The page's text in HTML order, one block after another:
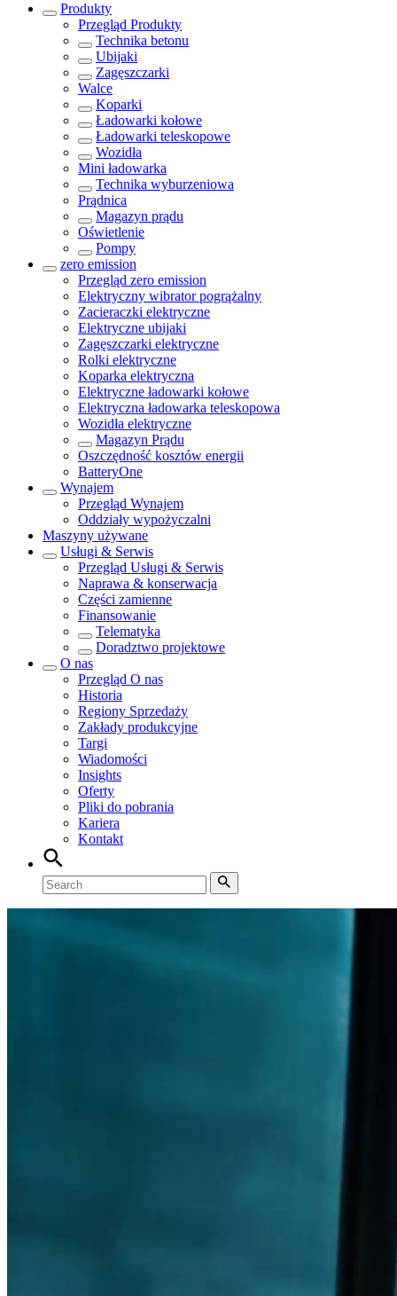
Produkty
Przegląd Produkty
Technika betonu
Ubijaki
Zagęszczarki
Walce
Koparki
Ładowarki kołowe
Ładowarki teleskopowe
Wozidła
Mini ładowarka
Technika wyburzeniowa
Prądnica
Magazyn prądu
Oświetlenie
Pompy
zero emission
Przegląd zero emission
Elektryczny wibrator pogrążalny
Zacieraczki elektryczne
Elektryczne ubijaki
Zagęszczarki elektryczne
Rolki elektryczne
Koparka elektryczna
Elektryczne ładowarki kołowe
Elektryczna ładowarka teleskopowa
Wozidła elektryczne
Magazyn Prądu
Oszczędność kosztów energii
BatteryOne
Wynajem
Przegląd Wynajem
Oddziały wypożyczalni
Maszyny używane
Usługi & Serwis
Przegląd Usługi & Serwis
Naprawa & konserwacja
Części zamienne
Finansowanie
Telematyka
Doradztwo projektowe
O nas
Przegląd O nas
Historia
Regiony Sprzedaży
Zakłady produkcyjne
Targi
Wiadomości
Insights
Oferty
Pliki do pobrania
Kariera
Kontakt